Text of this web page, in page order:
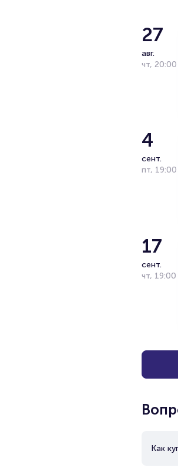
27
авг.
чт, 20:00
4
сент.
пт, 19:00
17
сент.
чт, 19:00
Как